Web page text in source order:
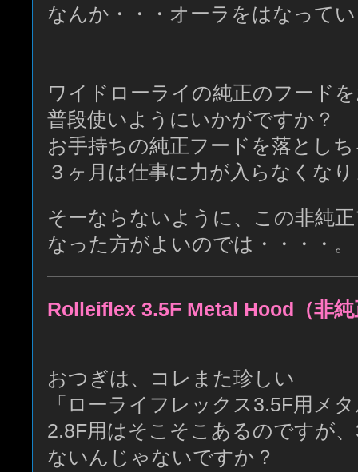
なんか・・・オーラをはなって
ワイドローライの純正のフード
普段使いようにいかがですか？
お手持ちの純正フードを落とし
３ヶ月は仕事に力が入らなくな
そーならないように、この非純
なった方がよいのでは・・・・。
Rolleiflex 3.5F Metal Hood（非純
おつぎは、コレまた珍しい
「ローライフレックス3.5F用メ
2.8F用はそこそこあるのですが
ないんじゃないですか？